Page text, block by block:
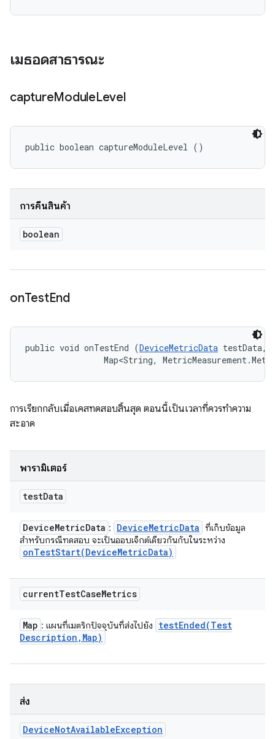
เมธอดสาธารณะ
captureModuleLevel
public boolean captureModuleLevel ()
การคืนสินค้า
boolean
onTestEnd
public void onTestEnd (DeviceMetricData testData,
Map<String,
การเรียกกลับเมื่อเคสทดสอบสิ้นสุด ตอนนี้เป็นเวลาที่ควรทำความ
สะอาด
พารามิเตอร์
testData
DeviceMetricData : DeviceMetricData ที่เก็บข้อมูล
สำหรับกรณีทดสอบ จะเป็นออบเจ็กต์เดียวกันกับในระหว่าง
onTestStart(DeviceMetricData)
currentTestCaseMetrics
Map : แผนที่เมตริกปัจจุบันที่ส่งไปยัง testEnded(Test
Description , Map)
ส่ง
DeviceNotAvailableException